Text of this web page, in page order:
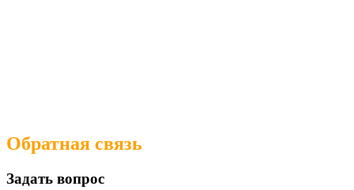
Обратная связь
Задать вопрос